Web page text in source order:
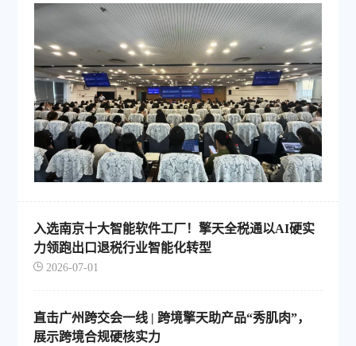
入选南京十大智能软件工厂！擎天全税通以AI硬实
力领跑出口退税行业智能化转型
2026-07-01
直击广州跨交会一线 | 跨境擎天助产品“秀肌肉”，
展示跨境合规硬核实力